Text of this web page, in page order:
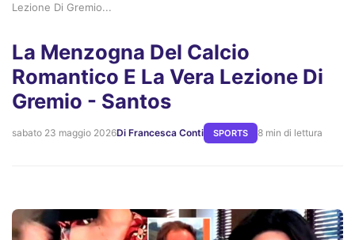
Lezione Di Gremio...
La Menzogna Del Calcio
Romantico E La Vera Lezione Di
Gremio - Santos
sabato 23 maggio 2026Di Francesca Conti SPORTS 8 min di lettura